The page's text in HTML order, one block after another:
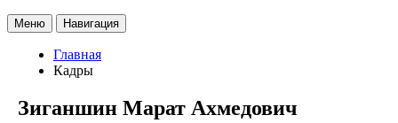
Меню Навигация
Главная
Кадры
Зиганшин Марат Ахмедович